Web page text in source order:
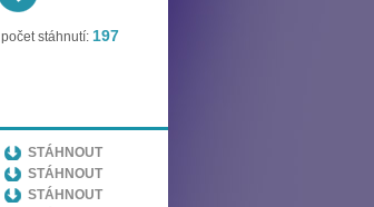
počet stáhnutí: 197
STÁHNOUT
STÁHNOUT
STÁHNOUT